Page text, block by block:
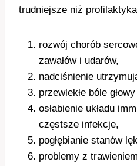
trudniejsze niż
rozwój chorób
zawałów i udarów,
nadciśnienie
przewlekłe bóle
osłabienie układu
częstsze infekcje,
pogłębianie stanów
problemy z